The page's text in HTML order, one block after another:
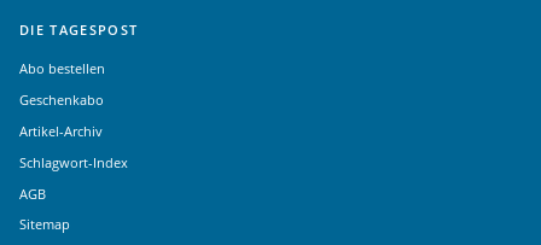
DIE TAGESPOST
Abo bestellen
Geschenkabo
Artikel-Archiv
Schlagwort-Index
AGB
Sitemap